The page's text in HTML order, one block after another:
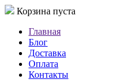
Корзина пуста
Главная
Блог
Доставка
Оплата
Контакты